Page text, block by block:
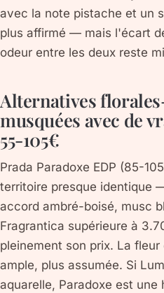
avec la note pistache et un
plus affirmé — mais l'écart
odeur entre les deux reste
Alternatives
musquées avec de
55-105€
Prada Paradoxe EDP (85-
territoire presque identique
accord ambré-boisé, musc
Fragrantica supérieure à
pleinement son prix. La
ample, plus assumée. Si
aquarelle, Paradoxe est une